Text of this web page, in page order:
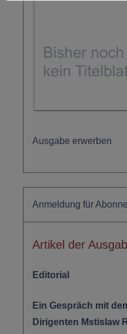
Ausgabe erwerben
Anmeldung für
Artikel der
Editorial
Ein Gespräch mit
Dirigenten Mstislaw